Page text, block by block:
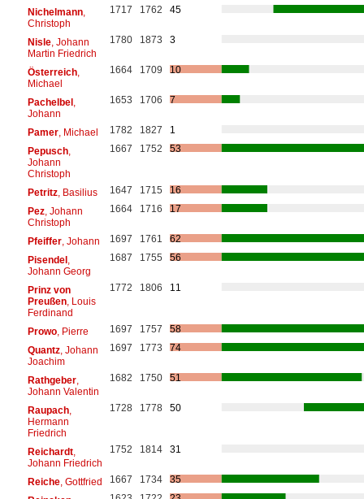
Nichelmann,
Christoph
1717 1762 45
Nisle, Johann
Martin Friedrich
1780 1873 3
Österreich,
Michael
1664 1709 10
Pachelbel,
Johann
1653 1706 7
Pamer, Michael 1782 1827
1
Pepusch,
Johann
Christoph
1667 1752 53
Petritz, Basilius 1647 1715
16
Pez, Johann
Christoph
1664 1716 17
Pfeiffer, Johann 1697 1761
62
Pisendel,
Johann Georg
1687 1755 56
Prinz von
Preußen, Louis
Ferdinand
1772 1806 11
Prowo, Pierre 1697 1757
58
Quantz, Johann
Joachim
1697 1773 74
Rathgeber,
Johann Valentin
1682 1750 51
Raupach,
Hermann
Friedrich
1728 1778 50
Reichardt,
Johann Friedrich
1752 1814 31
Reiche, Gottfried 1667 1734
35